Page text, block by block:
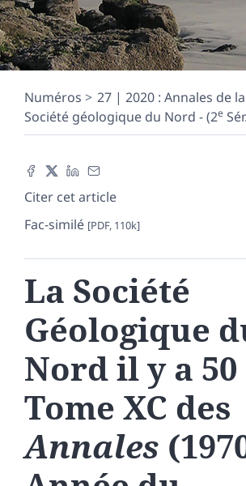
Numéros
27 | 2020 : Annales de la
Société géologique du Nord - (2e Sér
Citer cet article
Fac-similé [PDF, 110k]
La Société
Géologique
Nord il y a 50
Tome XC des
Annales